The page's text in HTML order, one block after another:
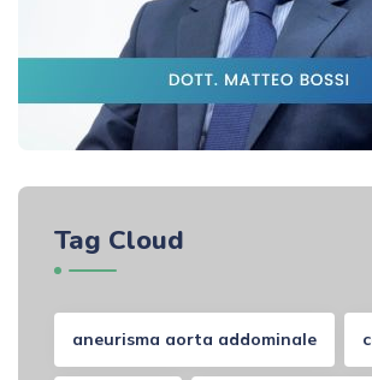
Tag Cloud
aneurisma aorta addominale